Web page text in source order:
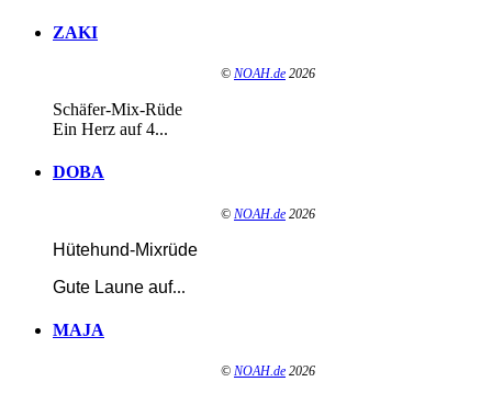
ZAKI
© NOAH.de 2026
Schäfer-Mix-Rüde
Ein Herz auf 4...
DOBA
© NOAH.de 2026
Hütehund-Mixrüde
Gute Laune auf...
MAJA
© NOAH.de 2026